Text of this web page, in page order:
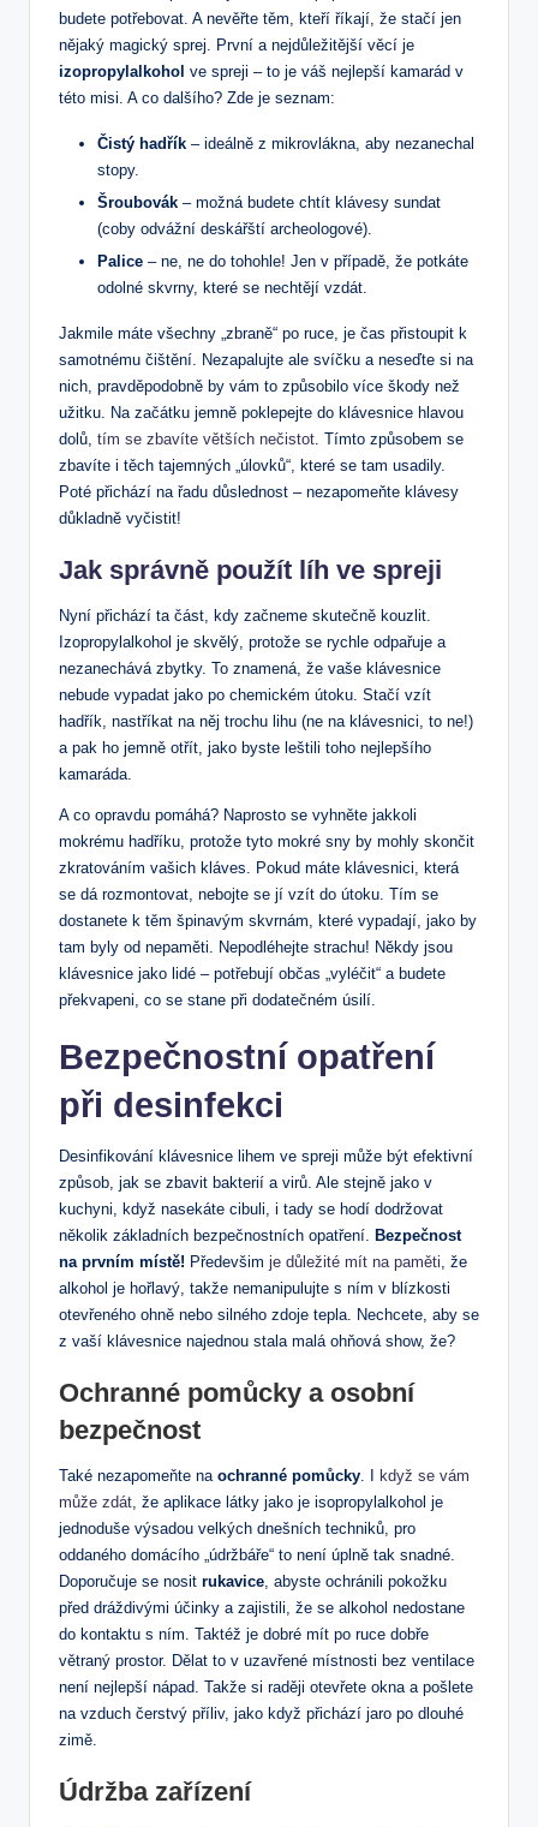
budete potřebovat. A nevěřte těm, kteří říkají, že stačí jen
nějaký magický sprej. První a nejdůležitější věcí je
izopropylalkohol ve spreji – to je váš nejlepší kamarád v
této misi. A co dalšího? Zde je seznam:
Čistý hadřík – ideálně z mikrovlákna, aby nezanechal
stopy.
Šroubovák – možná budete chtít klávesy sundat
(coby odvážní deskářští archeologové).
Palice – ne, ne do tohohle! Jen v případě, že potkáte
odolné skvrny, které se nechtějí vzdát.
Jakmile máte všechny „zbraně“ po ruce, je čas přistoupit k
samotnému čištění. Nezapalujte ale svíčku a neseďte si na
nich, pravděpodobně by vám to způsobilo více škody než
užitku. Na začátku jemně poklepejte do klávesnice hlavou
dolů, tím se zbavíte větších nečistot. Tímto způsobem se
zbavíte i těch tajemných „úlovků“, které se tam usadily.
Poté přichází na řadu důslednost – nezapomeňte klávesy
důkladně vyčistit!
Jak správně použít líh ve spreji
Nyní přichází ta část, kdy začneme skutečně kouzlit.
Izopropylalkohol je skvělý, protože se rychle odpařuje a
nezanechává zbytky. To znamená, že vaše klávesnice
nebude vypadat jako po chemickém útoku. Stačí vzít
hadřík, nastříkat na něj trochu lihu (ne na klávesnici, to ne!)
a pak ho jemně otřít, jako byste leštili toho nejlepšího
kamaráda.
A co opravdu pomáhá? Naprosto se vyhněte jakkoli
mokrému hadříku, protože tyto mokré sny by mohly skončit
zkratováním vašich kláves. Pokud máte klávesnici, která
se dá rozmontovat, nebojte se jí vzít do útoku. Tím se
dostanete k těm špinavým skvrnám, které vypadají, jako by
tam byly od nepaměti. Nepodléhejte strachu! Někdy jsou
klávesnice jako lidé – potřebují občas „vyléčit“ a budete
překvapeni, co se stane při dodatečném úsilí.
Bezpečnostní opatření
při desinfekci
Desinfikování klávesnice lihem ve spreji může být efektivní
způsob, jak se zbavit bakterií a virů. Ale stejně jako v
kuchyni, když nasekáte cibuli, i tady se hodí dodržovat
několik základních bezpečnostních opatření. Bezpečnost
na prvním místě! Předevšim je důležité mít na paměti, že
alkohol je hořlavý, takže nemanipulujte s ním v blízkosti
otevřeného ohně nebo silného zdoje tepla. Nechcete, aby se
z vaší klávesnice najednou stala malá ohňová show, že?
Ochranné pomůcky a osobní
bezpečnost
Také nezapomeňte na ochranné pomůcky. I
když se vám
může zdát, že aplikace látky jako je isopropylalkohol je
jednoduše výsadou velkých dnešních techniků, pro
oddaného domácího „údržbáře“ to není úplně tak snadné.
Doporučuje se nosit rukavice, abyste ochránili pokožku
před dráždivými účinky a zajistili, že se alkohol nedostane
do kontaktu s ním. Taktéž je dobré mít po ruce dobře
větraný prostor. Dělat to v uzavřené místnosti bez ventilace
není nejlepší nápad. Takže si raději otevřete okna a pošlete
na vzduch čerstvý příliv, jako když přichází jaro po dlouhé
zimě.
Údržba zařízení